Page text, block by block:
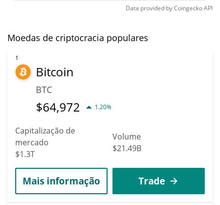
Data provided byCoingeckoAPI
Moedas de criptocracia populares
1
Bitcoin
BTC
$64,972 1.20%
Capitalização de
mercado
$1.3T
Volume
$21.49B
Mais informação Trade